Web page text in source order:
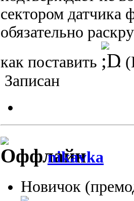
сектором датчика
обязательно
как поставить
.
Записан
nikavka
Новичок